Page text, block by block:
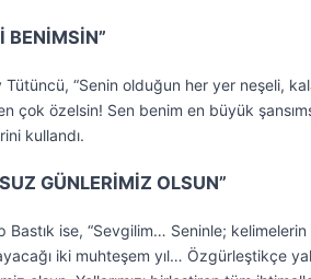
BENİMSİN”
Tütüncü, “Senin olduğun her yer neşeli,
çok özelsin! Sen benim en büyük
kullandı.
GÜNLERİMİZ OLSUN”
Bastık ise, “Sevgilim… Seninle;
iki muhteşem yıl… Özgürleştikçe